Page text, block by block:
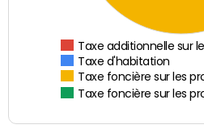
Taxe additionnelle sur
Taxe d'habitation
Taxe foncière sur les
Taxe foncière sur les